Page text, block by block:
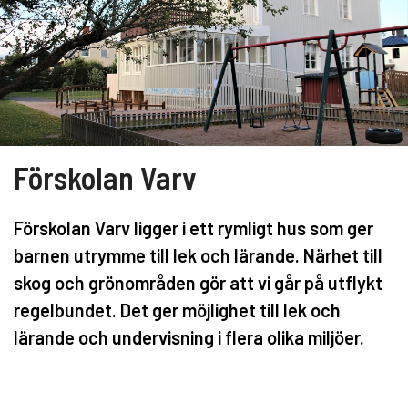
Förskolan Varv
Förskolan Varv ligger i ett rymligt hus som ger
barnen utrymme till lek och lärande. Närhet till
skog och grönområden gör att vi går på utflykt
regelbundet. Det ger möjlighet till lek och
lärande och undervisning i flera olika miljöer.